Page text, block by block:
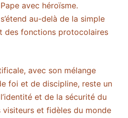
avec héroïsme.
au-delà de la simple
des fonctions protocolaires
avec son mélange
foi et de discipline, reste un
et de la sécurité du
visiteurs et fidèles du monde